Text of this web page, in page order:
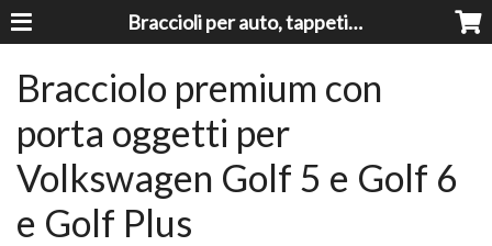
Braccioli per auto, tappeti auto, accessori auto MADE IN ITALY - Armrests, Mittelarmlehnen, Accoundoirs
Bracciolo premium con
porta oggetti per
Volkswagen Golf 5 e Golf 6
e Golf Plus